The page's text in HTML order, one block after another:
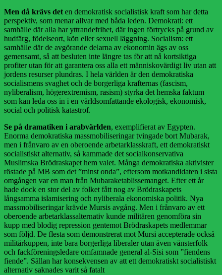
Men då krävs det en demokratisk socialistisk kraft som har detta
perspektiv, som menar allvar med båda leden. Demokrati: ett
samhälle där alla har yttrandefrihet, där ingen förtrycks på grund av
hudfärg, födelseort, kön eller sexuell läggning. Socialism: ett
samhälle där de avgörande delarna av ekonomin ägs av oss
gemensamt, så att besluten inte längre tas för att nå kortsiktiga
profiter utan för att garantera oss alla ett människovärdigt liv utan att
jordens resurser plundras. I hela världen är den demokratiska
socialismens svaghet och de borgerliga krafternas (fascism,
nyliberalism, högerextremism, rasism) styrka det hemska faktum
som kan leda oss in i en världsomfattande ekologisk, ekonomisk,
social och politisk katastrof.
Se på dramatiken i arab­världen, exemplifierat av Egypten.
Enorma demokratiska massmobiliseringar tvingade bort Mubarak,
men i frånvaro av en oberoende arbetarklasskraft, ett demokratiskt
socialistiskt alternativ, så kammade det socialkonservativa
Muslimska Brödraskapet hem valet. Många demokratiska aktivister
röstade på MB som det ”minst onda”, eftersom motkandidaten i sista
omgången var en man från Mubaraketablissemanget. Efter ett år
hade dock en stor del av folket fått nog av Brödraskapets
långsamma islamisering och nyliberala ekonomiska politik. Nya
massmobiliseringar krävde Mursis avgång. Men i frånvaro av ett
oberoende arbetarklassalternativ kunde militären genomföra sin
kupp med blodig repression gentemot Brödraskapets medlemmar
som följd. De flesta som demonstrerat mot Mursi accepterade också
militärkuppen, inte bara borgerliga liberaler utan även vänsterfolk
och fackföreningsledare omfamnade general al-Sisi som ”fiendens
fiende”. Sällan har konsekvensen av att ett demokratiskt socialistiskt
alternativ saknades varit så fatalt